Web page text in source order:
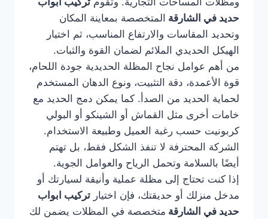
حديد في الشارقة المتخصصة بمعاينة المكان
وتحديد المقاسات والارتفاع المناسب، ثم اختيار
الهيكل الحديدي الملائم لضمان القوة والثبات.
من أهم عوامل نجاح المظلة الحديدية جودة اللحام،
قوة الأعمدة، دقة التثبيت، ونوع الدهان المستخدم
لحماية الحديد من الصدأ. كما يمكن دمج الحديد مع
خامات أخرى مثل القماش أو الشينكو أو البولي
كربونيت حسب رغبة العميل وطبيعة الاستخدام.
الشركة المحترفة لا تنفذ الشكل فقط، بل تهتم
أيضًا بالسلامة وتحمل الرياح والعوامل الجوية.
إذا كنت تحتاج إلى مظلة عملية وأنيقة لسيارتك أو
مدخل منزلك أو حديقتك، فإن اختيار تركيب ابواب
حديد في الشارقة متخصصة في المظلات يضمن لك